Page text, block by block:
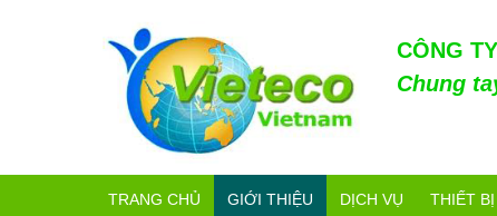
CÔNG
Chung
TRANG CHỦ GIỚI THIỆU DỊCH VỤ THIẾT BỊ